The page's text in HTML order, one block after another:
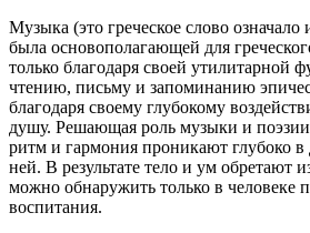
Музыка (это греческое слово
была основополагающей для
только благодаря своей утилитарной
чтению, письму и запоминанию
благодаря своему глубокому
душу. Решающая роль музыки и поэзии
ритм и гармония проникают глубоко в
ней. В результате тело и ум обретают
можно обнаружить только в человеке
воспитания.